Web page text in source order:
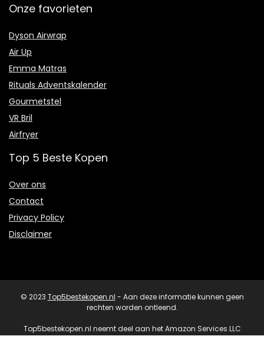
Onze favorieten
Dyson Airwrap
Air Up
Emma Matras
Rituals Adventskalender
Gourmetstel
VR Bril
Airfryer
Top 5 Beste Kopen
Over ons
Contact
Privacy Policy
Disclaimer
© 2023 Top5bestekopen.nl - Aan deze informatie kunnen geen
rechten worden ontleend.
Top5bestekopen.nl neemt deel aan het Amazon Services LLC